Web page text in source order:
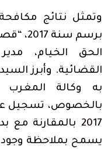
وتمثل نتائج
برسم
الحق الخيام،
القضائية. وأبرز
به وكالة المغرب
بالخصوص، تسجيل
2017 بالمقارنة
يسمح بملاحظة وجود